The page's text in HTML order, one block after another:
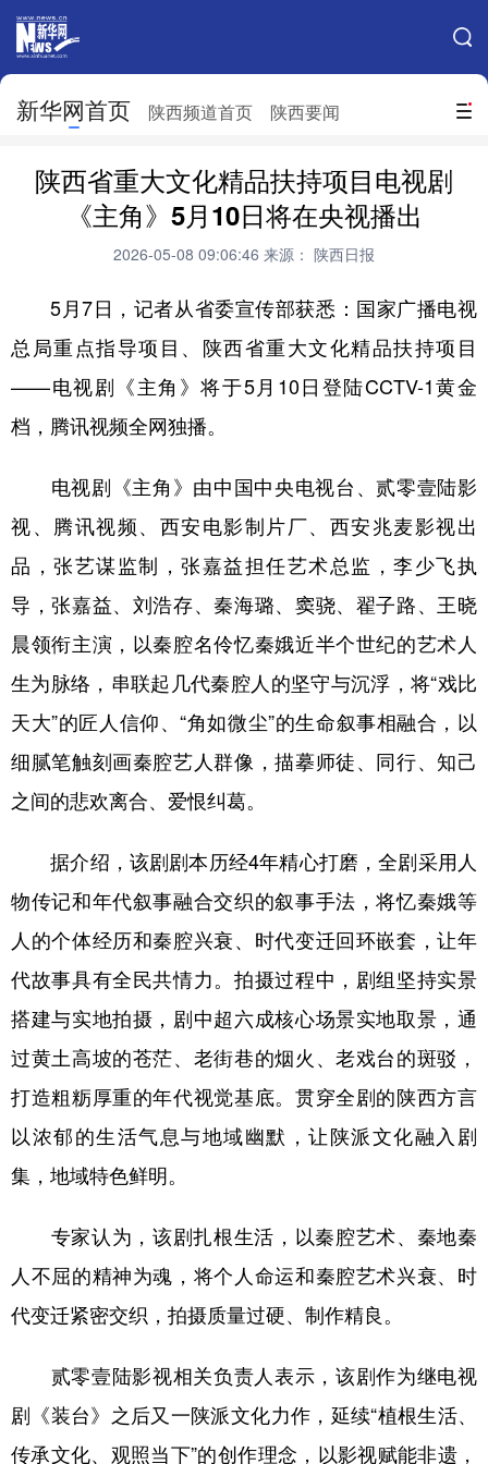
搜索
新华网首页 陕西频道首页 陕西要闻
网站地图
北京 天津 河北 山西
吉林 上海
山东 河南 湖北 湖南
广东 广西 海南 重庆
四川 贵州
陕西 甘肃 青海 宁夏
新疆 内蒙古 黑龙江
陕西省重大文化精品扶持项目电视剧
《主角》5月10日将在央视播出
2026-05-08 09:06:46 来源： 陕西日报
5月7日，记者从省委宣传部获悉：国家广播电视
总局重点指导项目、陕西省重大文化精品扶持项目
——电视剧《主角》将于5月10日登陆CCTV-1黄金
档，腾讯视频全网独播。
电视剧《主角》由中国中央电视台、贰零壹陆影
视、腾讯视频、西安电影制片厂、西安兆麦影视出
品，张艺谋监制，张嘉益担任艺术总监，李少飞执
导，张嘉益、刘浩存、秦海璐、窦骁、翟子路、王晓
晨领衔主演，以秦腔名伶忆秦娥近半个世纪的艺术人
生为脉络，串联起几代秦腔人的坚守与沉浮，将“戏比
天大”的匠人信仰、“角如微尘”的生命叙事相融合，以
细腻笔触刻画秦腔艺人群像，描摹师徒、同行、知己
之间的悲欢离合、爱恨纠葛。
据介绍，该剧剧本历经4年精心打磨，全剧采用人
物传记和年代叙事融合交织的叙事手法，将忆秦娥等
人的个体经历和秦腔兴衰、时代变迁回环嵌套，让年
代故事具有全民共情力。拍摄过程中，剧组坚持实景
搭建与实地拍摄，剧中超六成核心场景实地取景，通
过黄土高坡的苍茫、老街巷的烟火、老戏台的斑驳，
打造粗粝厚重的年代视觉基底。贯穿全剧的陕西方言
以浓郁的生活气息与地域幽默，让陕派文化融入剧
集，地域特色鲜明。
专家认为，该剧扎根生活，以秦腔艺术、秦地秦
人不屈的精神为魂，将个人命运和秦腔艺术兴衰、时
代变迁紧密交织，拍摄质量过硬、制作精良。
贰零壹陆影视相关负责人表示，该剧作为继电视
剧《装台》之后又一陕派文化力作，延续“植根生活、
传承文化、观照当下”的创作理念，以影视赋能非遗，